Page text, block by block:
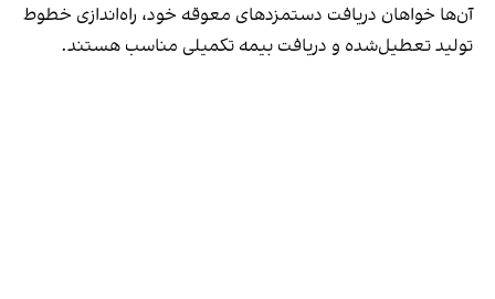
آن‌ها خواهان دریافت دستمزدهای معوقه خود، راه‌اندازی خطوط
تولید تعطیل‌شده و دریافت بیمه تکمیلی مناسب هستند.